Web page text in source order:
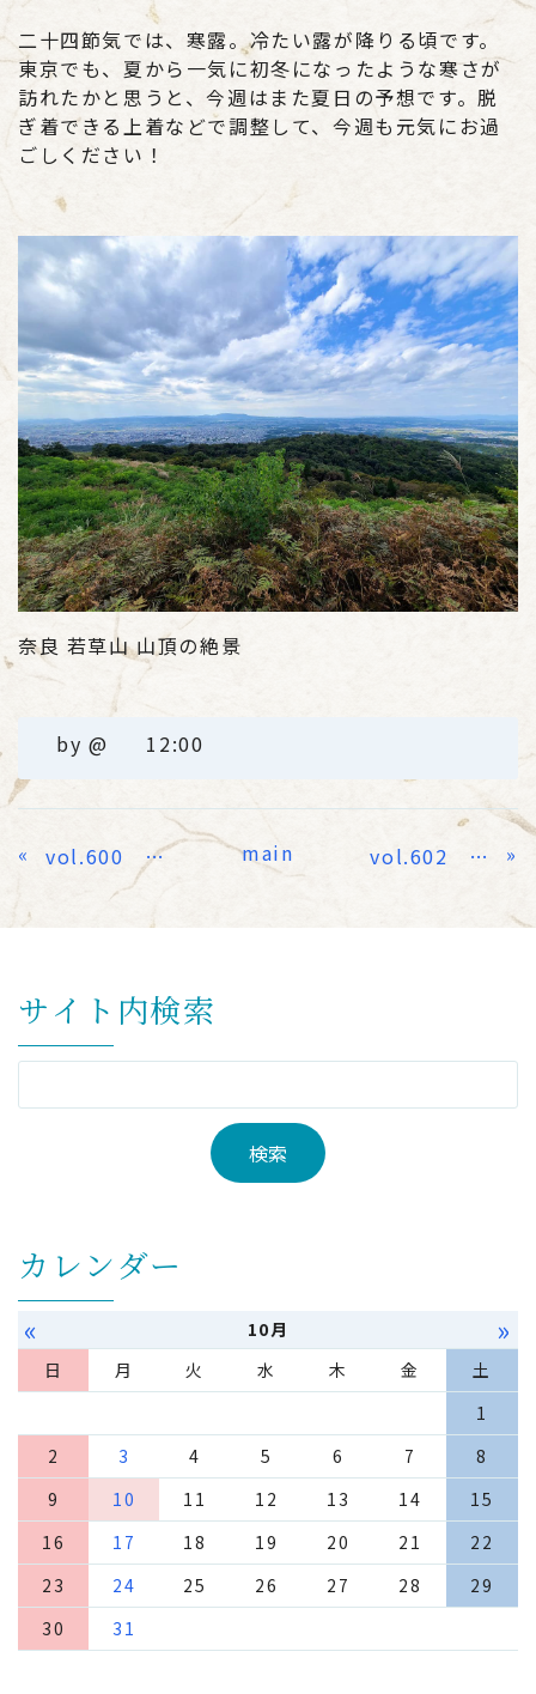
二十四節気では、寒露。冷たい露が降りる頃です。
東京でも、夏から一気に初冬になったような寒さが
訪れたかと思うと、今週はまた夏日の予想です。脱
ぎ着できる上着などで調整して、今週も元気にお過
ごしください！
奈良 若草山 山頂の絶景
by @ 12:00
« vol.600 祝600号 main vol.602 時間感
»
サイト内検索
カレンダー
« 10月 »
日 月 火 水 木 金
土
1
2
3 4 5 6 7
8
9
10 11 12 13 14
15
16
17 18 19 20 21
22
23
24 25 26 27 28
29
30
31